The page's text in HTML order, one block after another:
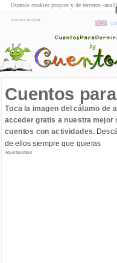
acceso al Club
Cuentos
Toca la imagen del cálamo de
acceder gratis a nuestra mejor
cuentos con actividades.
de ellos siempre que quieras
Advertisement
Usamos cookies propias y de terceros -